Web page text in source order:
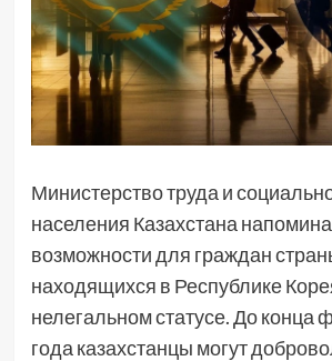
Министерство труда и
населения Казахстана
возможности для граждан
находящихся в Республике
нелегальном статусе. До конца
года казахстанцы могут